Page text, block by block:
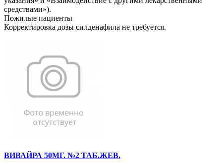
средствами»).
Пожилые пациенты
Корректировка дозы силденафила не требуется.
ВИВАЙРА 50МГ. №2 ТАБ.ЖЕВ.